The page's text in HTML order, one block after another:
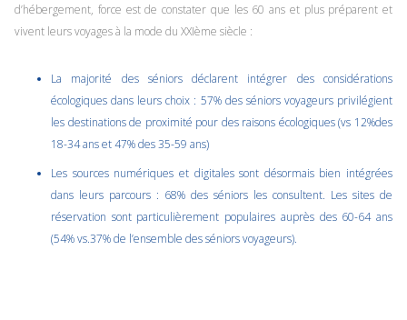
d’hébergement, force est de constater que les 60 ans et plus préparent et
vivent leurs voyages à la mode du XXIème siècle :
La majorité des séniors déclarent intégrer des considérations
écologiques dans leurs choix : 57% des séniors voyageurs privilégient
les destinations de proximité pour des raisons écologiques (vs 12%des
18-34 ans et 47% des 35-59 ans)
Les sources numériques et digitales sont désormais bien intégrées
dans leurs parcours : 68% des séniors les consultent. Les sites de
réservation sont particulièrement populaires auprès des 60-64 ans
(54% vs.37% de l’ensemble des séniors voyageurs).